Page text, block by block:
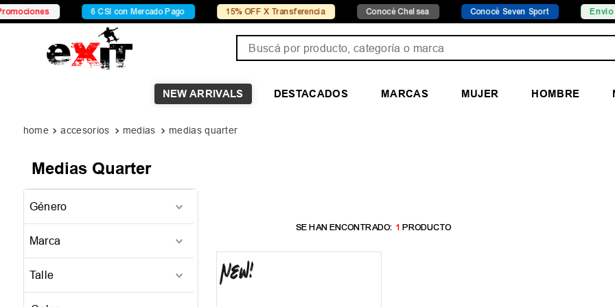
6 CSI con Mercado Pago 15% OFF X Transferencia Conocé Chelsea Conocé Seven Sport Envío
NEW ARRIVALS DESTACADOS MARCAS MUJER HOMBRE
accesorios medias medias quarter
Medias Quarter
Marca
Género
Talle
1PRODUCTO